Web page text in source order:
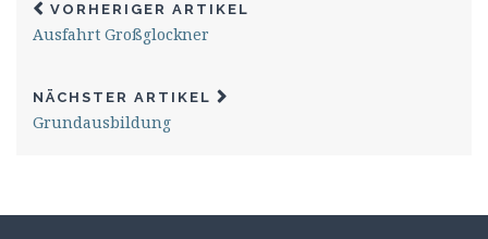
VORHERIGER ARTIKEL
Ausfahrt Großglockner
NÄCHSTER ARTIKEL
Grundausbildung